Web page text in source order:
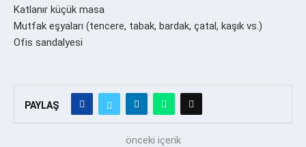
Katlanır küçük masa
Mutfak eşyaları (tencere, tabak, bardak, çatal, kaşık vs.)
Ofis sandalyesi
PAYLAŞ
önceki içerik